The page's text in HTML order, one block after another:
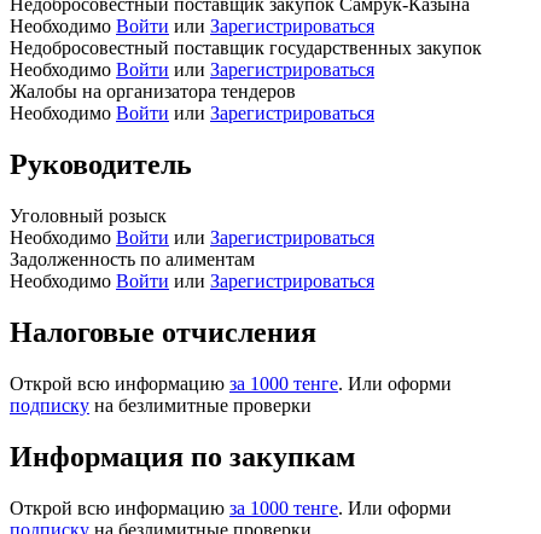
Недобросовестный поставщик закупок Самрук-Казына
Необходимо Войти или Зарегистрироваться
Недобросовестный поставщик государственных закупок
Необходимо Войти или Зарегистрироваться
Жалобы на организатора тендеров
Необходимо Войти или Зарегистрироваться
Руководитель
Уголовный розыск
Необходимо Войти или Зарегистрироваться
Задолженность по алиментам
Необходимо Войти или Зарегистрироваться
Налоговые отчисления
Открой всю информацию за 1000 тенге. Или оформи
подписку на безлимитные проверки
Информация по закупкам
Открой всю информацию за 1000 тенге. Или оформи
подписку на безлимитные проверки